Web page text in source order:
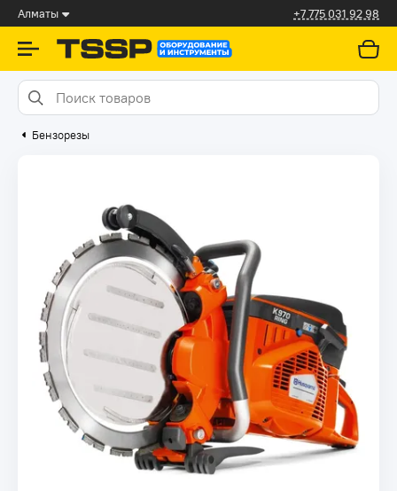
Алматы +7 775 031 92 98
Бензорезы